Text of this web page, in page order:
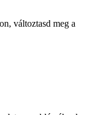
változtasd meg a